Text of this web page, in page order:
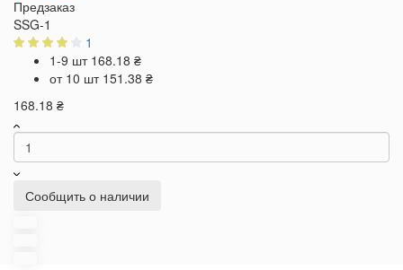
Предзаказ
SSG-1
1
1-9 шт 168.18 ₴
от 10 шт 151.38 ₴
168.18 ₴
Сообщить о наличии